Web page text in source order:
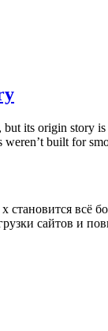
its origin story
built for
всё
сайтов и